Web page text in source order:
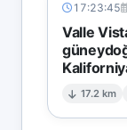
17:23:45
Valle
17.2 km